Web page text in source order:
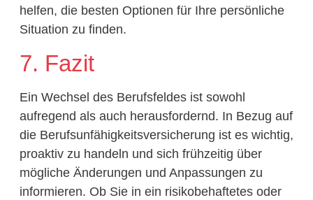
helfen, die besten Optionen für Ihre persönliche
Situation zu finden.
7. Fazit
Ein Wechsel des Berufsfeldes ist sowohl
aufregend als auch herausfordernd. In Bezug auf
die Berufsunfähigkeitsversicherung ist es wichtig,
proaktiv zu handeln und sich frühzeitig über
mögliche Änderungen und Anpassungen zu
informieren. Ob Sie in ein risikobehaftetes oder